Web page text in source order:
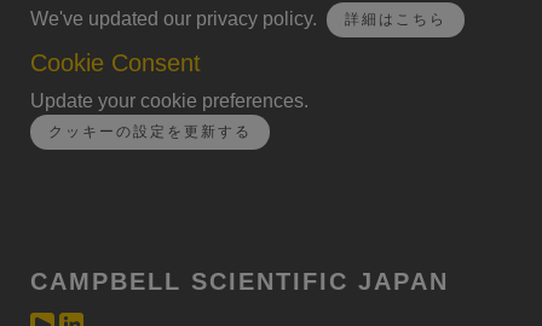
We've updated our privacy policy. 詳細はこちら
Cookie Consent
Update your cookie preferences.
クッキーの設定を更新する
CAMPBELL SCIENTIFIC JAPAN